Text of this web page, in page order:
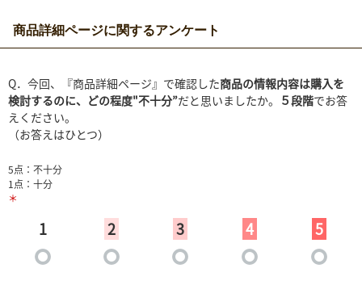
商品詳細ページに関するアンケート